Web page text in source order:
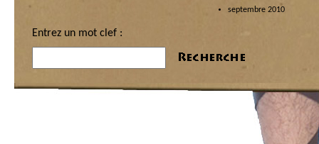
septembre 2010
Entrez un mot clef :